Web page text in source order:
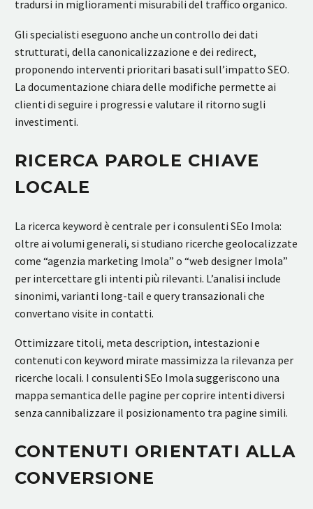
tradursi in miglioramenti misurabili del traffico organico.
Gli specialisti eseguono anche un controllo dei dati
strutturati, della canonicalizzazione e dei redirect,
proponendo interventi prioritari basati sull’impatto SEO.
La documentazione chiara delle modifiche permette ai
clienti di seguire i progressi e valutare il ritorno sugli
investimenti.
RICERCA PAROLE CHIAVE
LOCALE
La ricerca keyword è centrale per i consulenti SEo Imola:
oltre ai volumi generali, si studiano ricerche geolocalizzate
come “agenzia marketing Imola” o “web designer Imola”
per intercettare gli intenti più rilevanti. L’analisi include
sinonimi, varianti long-tail e query transazionali che
convertano visite in contatti.
Ottimizzare titoli, meta description, intestazioni e
contenuti con keyword mirate massimizza la rilevanza per
ricerche locali. I consulenti SEo Imola suggeriscono una
mappa semantica delle pagine per coprire intenti diversi
senza cannibalizzare il posizionamento tra pagine simili.
CONTENUTI ORIENTATI ALLA
CONVERSIONE